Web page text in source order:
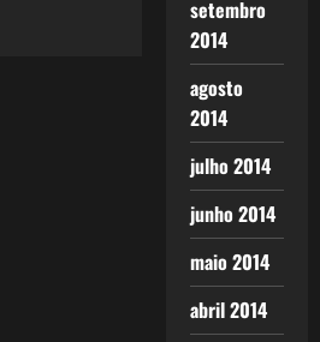
setembro
2014
agosto
2014
julho 2014
junho 2014
maio 2014
abril 2014